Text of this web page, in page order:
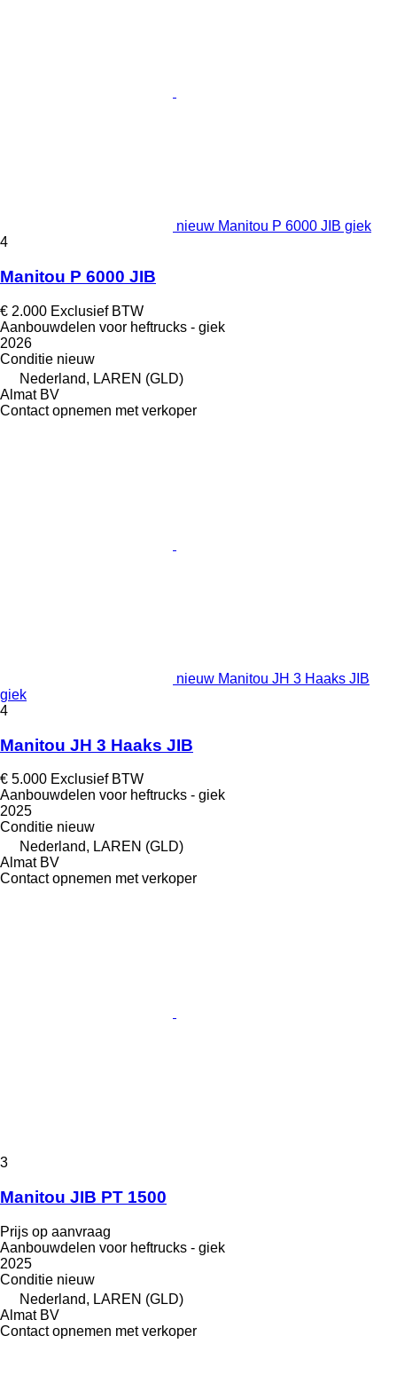
nieuw Manitou P 6000 JIB giek
4
Manitou P 6000 JIB
€ 2.000 Exclusief BTW
Aanbouwdelen voor heftrucks - giek
2026
Conditie nieuw
Nederland, LAREN (GLD)
Almat BV
Contact opnemen met verkoper
nieuw Manitou JH 3 Haaks JIB
giek
4
Manitou JH 3 Haaks JIB
€ 5.000 Exclusief BTW
Aanbouwdelen voor heftrucks - giek
2025
Conditie nieuw
Nederland, LAREN (GLD)
Almat BV
Contact opnemen met verkoper
3
Manitou JIB PT 1500
Prijs op aanvraag
Aanbouwdelen voor heftrucks - giek
2025
Conditie nieuw
Nederland, LAREN (GLD)
Almat BV
Contact opnemen met verkoper